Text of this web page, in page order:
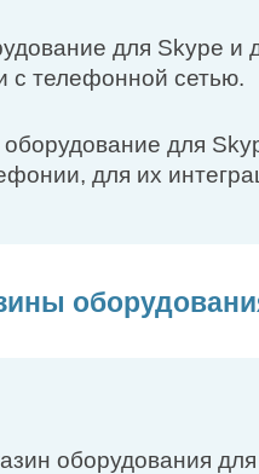
для Skype и
с телефонной сетью.
для
для их
оборудования